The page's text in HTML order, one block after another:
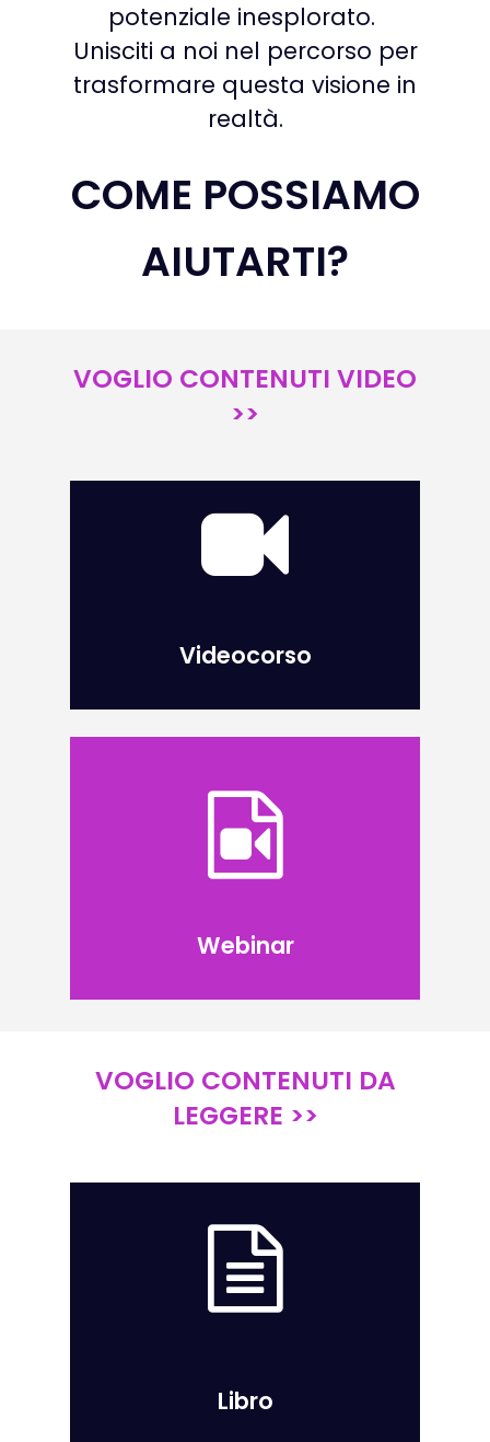
potenziale inesplorato.
Unisciti a noi nel percorso per
trasformare questa visione in
realtà.
COME POSSIAMO
AIUTARTI?
VOGLIO CONTENUTI VIDEO
>>
Videocorso
Webinar
VOGLIO CONTENUTI DA
LEGGERE >>
Libro